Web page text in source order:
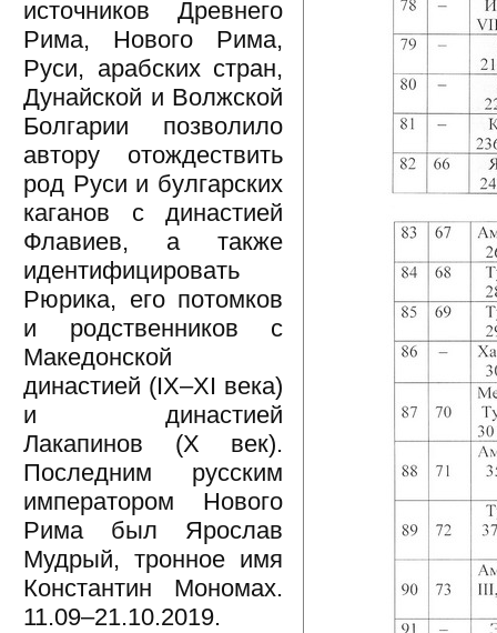
источников Древнего
Рима, Нового Рима,
Руси, арабских стран,
Дунайской и Волжской
Болгарии позволило
автору отождествить
род Руси и булгарских
каганов с династией
Флавиев, а также
идентифицировать
Рюрика, его потомков
и родственников с
Македонской
династией (IX–XI века)
и династией
Лакапинов (X век).
Последним русским
императором Нового
Рима был Ярослав
Мудрый, тронное имя
Константин Мономах.
11.09–21.10.2019.